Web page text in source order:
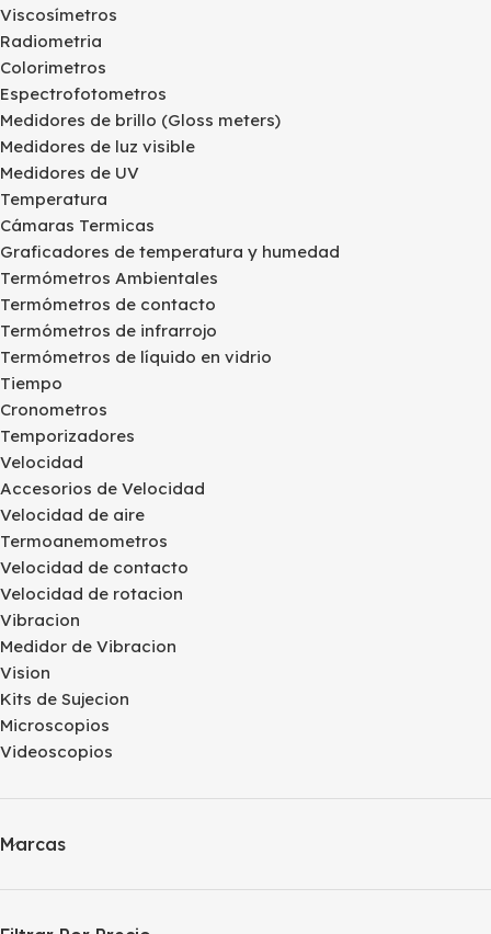
Viscosímetros
Radiometria
Colorimetros
Espectrofotometros
Medidores de brillo (Gloss meters)
Medidores de luz visible
Medidores de UV
Temperatura
Cámaras Termicas
Graficadores de temperatura y humedad
Termómetros Ambientales
Termómetros de contacto
Termómetros de infrarrojo
Termómetros de líquido en vidrio
Tiempo
Cronometros
Temporizadores
Velocidad
Accesorios de Velocidad
Velocidad de aire
Termoanemometros
Velocidad de contacto
Velocidad de rotacion
Vibracion
Medidor de Vibracion
Vision
Kits de Sujecion
Microscopios
Videoscopios
Marcas